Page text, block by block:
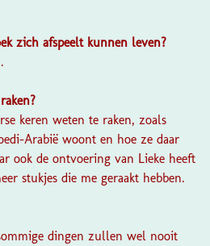
zich afspeelt kunnen leven?
keren weten te raken, zoals
Arabië woont en hoe ze daar
ook de ontvoering van Lieke heeft
stukjes die me geraakt hebben.
dingen zullen wel nooit